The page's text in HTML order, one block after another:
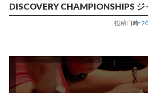
DISCOVERY CHAMPIONSHIPS
投稿日時: